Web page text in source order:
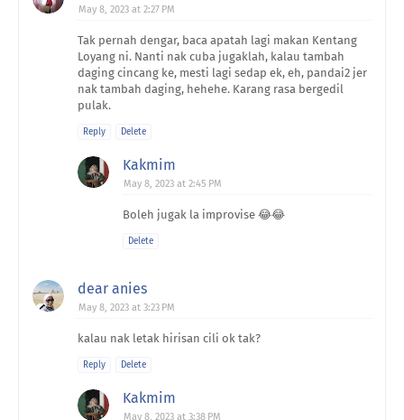
May 8, 2023 at 2:27 PM
Tak pernah dengar, baca apatah lagi makan Kentang
Loyang ni. Nanti nak cuba jugaklah, kalau tambah
daging cincang ke, mesti lagi sedap ek, eh, pandai2 jer
nak tambah daging, hehehe. Karang rasa bergedil
pulak.
Reply Delete
Kakmim
May 8, 2023 at 2:45 PM
Boleh jugak la improvise 😂😂
Delete
dear anies
May 8, 2023 at 3:23 PM
kalau nak letak hirisan cili ok tak?
Reply Delete
Kakmim
May 8, 2023 at 3:38 PM